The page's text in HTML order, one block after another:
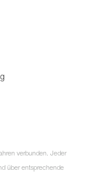
verbunden. Jeder
über entsprechende